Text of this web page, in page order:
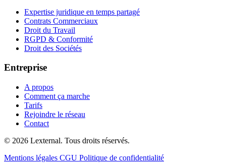
Expertise juridique en temps partagé
Contrats Commerciaux
Droit du Travail
RGPD & Conformité
Droit des Sociétés
Entreprise
A propos
Comment ça marche
Tarifs
Rejoindre le réseau
Contact
© 2026 Lexternal. Tous droits réservés.
Mentions légales CGU Politique de confidentialité